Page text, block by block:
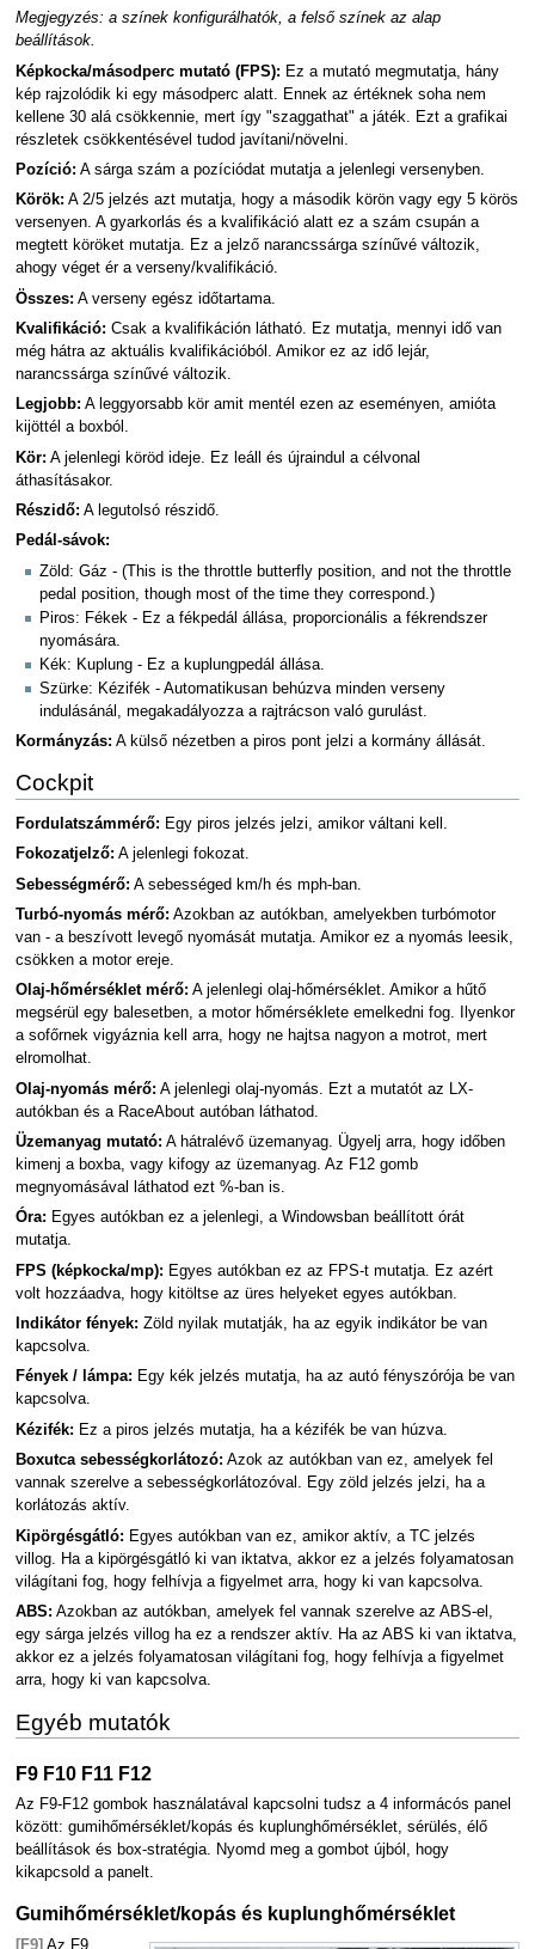
Megjegyzés: a színek konfigurálhatók, a felső színek az alap
beállítások.
Képkocka/másodperc mutató (FPS): Ez a mutató megmutatja, hány
kép rajzolódik ki egy másodperc alatt. Ennek az értéknek soha nem
kellene 30 alá csökkennie, mert így "szaggathat" a játék. Ezt a grafikai
részletek csökkentésével tudod javítani/növelni.
Pozíció: A sárga szám a pozíciódat mutatja a jelenlegi versenyben.
Körök: A 2/5 jelzés azt mutatja, hogy a második körön vagy egy 5 körös
versenyen. A gyarkorlás és a kvalifikáció alatt ez a szám csupán a
megtett köröket mutatja. Ez a jelző narancssárga színűvé változik,
ahogy véget ér a verseny/kvalifikáció.
Összes: A verseny egész időtartama.
Kvalifikáció: Csak a kvalifikáción látható. Ez mutatja, mennyi idő van
még hátra az aktuális kvalifikációból. Amikor ez az idő lejár,
narancssárga színűvé változik.
Legjobb: A leggyorsabb kör amit mentél ezen az eseményen, amióta
kijöttél a boxból.
Kör: A jelenlegi köröd ideje. Ez leáll és újraindul a célvonal
áthasításakor.
Részidő: A legutolsó részidő.
Pedál-sávok:
Zöld: Gáz - (This is the throttle butterfly position, and not the throttle
pedal position, though most of the time they correspond.)
Piros: Fékek - Ez a fékpedál állása, proporcionális a fékrendszer
nyomására.
Kék: Kuplung - Ez a kuplungpedál állása.
Szürke: Kézifék - Automatikusan behúzva minden verseny
indulásánál, megakadályozza a rajtrácson való gurulást.
Kormányzás: A külső nézetben a piros pont jelzi a kormány állását.
Cockpit
Fordulatszámmérő: Egy piros jelzés jelzi, amikor váltani kell.
Fokozatjelző: A jelenlegi fokozat.
Sebességmérő: A sebességed km/h és mph-ban.
Turbó-nyomás mérő: Azokban az autókban, amelyekben turbómotor
van - a beszívott levegő nyomását mutatja. Amikor ez a nyomás leesik,
csökken a motor ereje.
Olaj-hőmérséklet mérő: A jelenlegi olaj-hőmérséklet. Amikor a hűtő
megsérül egy balesetben, a motor hőmérséklete emelkedni fog. Ilyenkor
a sofőrnek vigyáznia kell arra, hogy ne hajtsa nagyon a motrot, mert
elromolhat.
Olaj-nyomás mérő: A jelenlegi olaj-nyomás. Ezt a mutatót az LX-
autókban és a RaceAbout autóban láthatod.
Üzemanyag mutató: A hátralévő üzemanyag. Ügyelj arra, hogy időben
kimenj a boxba, vagy kifogy az üzemanyag. Az F12 gomb
megnyomásával láthatod ezt %-ban is.
Óra: Egyes autókban ez a jelenlegi, a Windowsban beállított órát
mutatja.
FPS (képkocka/mp): Egyes autókban ez az FPS-t mutatja. Ez azért
volt hozzáadva, hogy kitöltse az üres helyeket egyes autókban.
Indikátor fények: Zöld nyilak mutatják, ha az egyik indikátor be van
kapcsolva.
Fények / lámpa: Egy kék jelzés mutatja, ha az autó fényszórója be van
kapcsolva.
Kézifék: Ez a piros jelzés mutatja, ha a kézifék be van húzva.
Boxutca sebességkorlátozó: Azok az autókban van ez, amelyek fel
vannak szerelve a sebességkorlátozóval. Egy zöld jelzés jelzi, ha a
korlátozás aktív.
Kipörgésgátló: Egyes autókban van ez, amikor aktív, a TC jelzés
villog. Ha a kipörgésgátló ki van iktatva, akkor ez a jelzés folyamatosan
világítani fog, hogy felhívja a figyelmet arra, hogy ki van kapcsolva.
ABS: Azokban az autókban, amelyek fel vannak szerelve az ABS-el,
egy sárga jelzés villog ha ez a rendszer aktív. Ha az ABS ki van iktatva,
akkor ez a jelzés folyamatosan világítani fog, hogy felhívja a figyelmet
arra, hogy ki van kapcsolva.
Egyéb mutatók
F9 F10 F11 F12
Az F9-F12 gombok használatával kapcsolni tudsz a 4 informácós panel
között: gumihőmérséklet/kopás és kuplunghőmérséklet, sérülés, élő
beállítások és box-stratégia. Nyomd meg a gombot újból, hogy
kikapcsold a panelt.
Gumihőmérséklet/kopás és kuplunghőmérséklet
[F9] Az F9